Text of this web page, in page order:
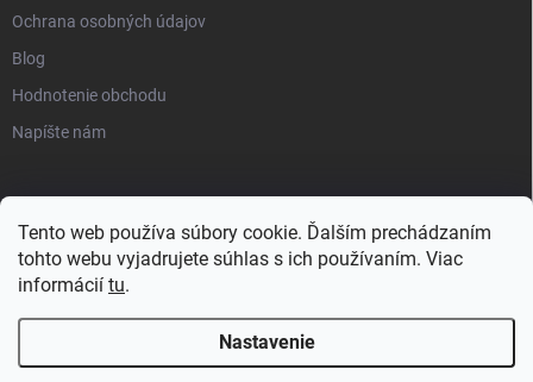
Tento web používa súbory cookie. Ďalším prechádzaním
tohto webu vyjadrujete súhlas s ich používaním. Viac
informácií tu.
Nastavenie
Ochrana osobných údajov
Blog
Hodnotenie obchodu
Napíšte nám